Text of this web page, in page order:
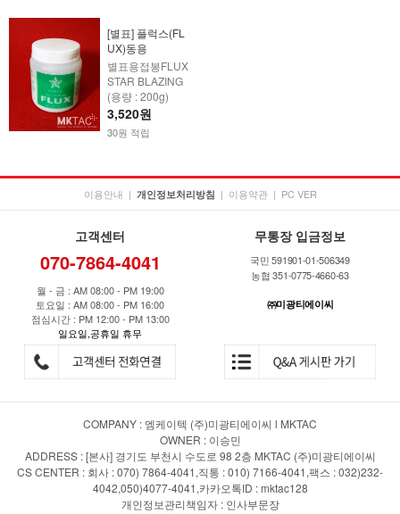
[별표] 플럭스(FL
UX)동용
별표용접봉FLUX
STAR BLAZING
(용량 : 200g)
3,520원
30원 적립
이용안내 | 개인정보처리방침 | 이용약관 | PC VER
고객센터
070-7864-4041
월 - 금 : AM 08:00 - PM 19:00
토요일 : AM 08:00 - PM 16:00
점심시간 : PM 12:00 - PM 13:00
일요일,공휴일 휴무
무통장 입금정보
국민 591901-01-506349
농협 351-0775-4660-63
㈜미광티에이씨
COMPANY : 엠케이텍 (주)미광티에이씨 l MKTAC
OWNER : 이승민
ADDRESS : [본사] 경기도 부천시 수도로 98 2층 MKTAC (주)미광티에이씨
CS CENTER : 회사 : 070) 7864-4041,직통 : 010) 7166-4041,팩스 : 032)232-
4042,050)4077-4041,카카오톡ID : mktac128
개인정보관리책임자 : 인사부문장